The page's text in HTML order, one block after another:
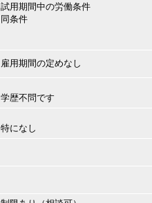
試用期間中の労働条件
同条件
雇用期間の定めなし
学歴不問です
特になし